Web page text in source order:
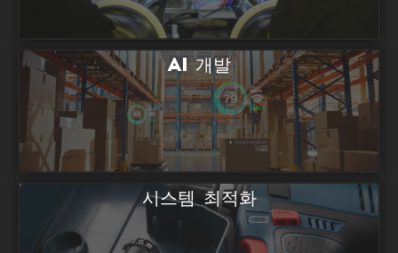
AI 개발
시스템 최적화